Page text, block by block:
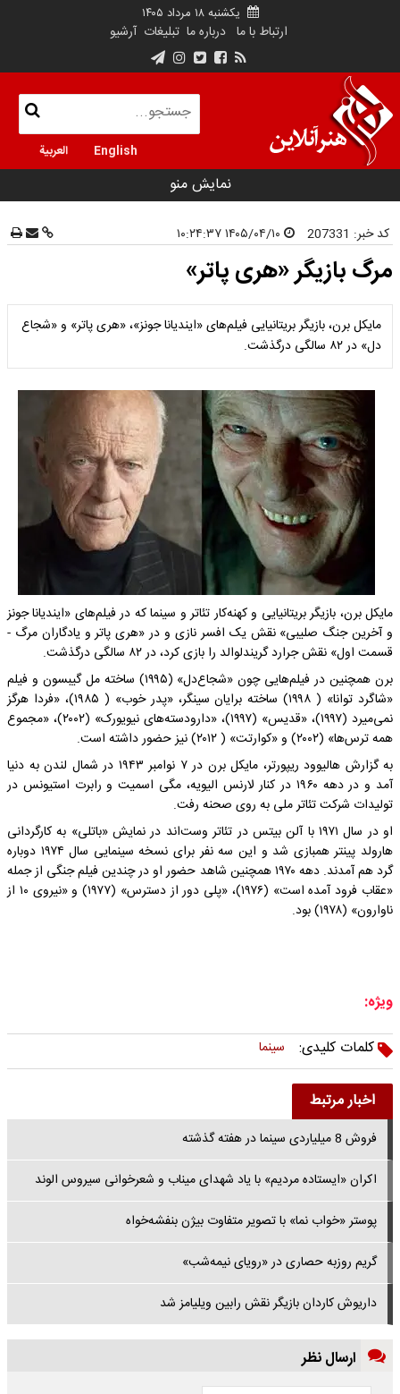
یکشنبه ۱۸ مرداد ۱۴۰۵
ارتباط با ما درباره ما تبلیغات آرشیو
English العربية
نمایش منو
کد خبر: 207331
مرگ بازیگر «هری پاتر»
مایکل برن، بازیگر بریتانیایی فیلم‌های «ایندیانا جونز»، «هری پاتر» و «شجاع
دل» در ۸۲ سالگی درگذشت.
مایکل برن، بازیگر بریتانیایی و کهنه‌کار تئاتر و سینما که در فیلم‌های «ایندیانا جونز
و آخرین جنگ صلیبی» نقش یک افسر نازی و در «هری پاتر و یادگاران مرگ -
قسمت اول» نقش جرارد گریندلوالد را بازی کرد، در ۸۲ سالگی درگذشت.
برن همچنین در فیلم‌هایی چون «شجاع‌دل» (۱۹۹۵) ساخته مل گیبسون و فیلم
«شاگرد توانا» ( ۱۹۹۸) ساخته برایان سینگر، «پدر خوب» ( ۱۹۸۵)، «فردا هرگز
نمی‌میرد (۱۹۹۷)، «قدیس» (۱۹۹۷)، «دارودسته‌های نیویورک» (۲۰۰۲)، «مجموع
همه ترس‌ها» (۲۰۰۲) و «کوارتت» ( ۲۰۱۲) نیز حضور داشته است.
به گزارش هالیوود ریپورتر، مایکل برن در ۷ نوامبر ۱۹۴۳ در شمال لندن به دنیا
آمد و در دهه ۱۹۶۰ در کنار لارنس الیویه، مگی اسمیت و رابرت استیونس در
تولیدات شرکت تئاتر ملی به روی صحنه رفت.
او در سال ۱۹۷۱ با آلن بیتس در تئاتر وست‌اند در نمایش «باتلی» به کارگردانی
هارولد پینتر همبازی شد و این سه نفر برای نسخه سینمایی سال ۱۹۷۴ دوباره
گرد هم آمدند. دهه ۱۹۷۰ همچنین شاهد حضور او در چندین فیلم جنگی از جمله
«عقاب فرود آمده است» (۱۹۷۶)، «پلی دور از دسترس» (۱۹۷۷) و «نیروی ۱۰ از
ناوارون» (۱۹۷۸) بود.
ویژه:
کلمات کلیدی:
سینما
اخبار مرتبط
فروش 8 میلیاردی سینما در هفته گذشته
اکران «ایستاده مردیم» با یاد شهدای میناب و شعرخوانی سیروس الوند
پوستر «خواب نما» با تصویر متفاوت بیژن بنفشه‌خواه
گریم روزبه حصاری در «رویای نیمه‌شب»
داریوش کاردان بازیگر نقش رابین ویلیامز شد
ارسال نظر